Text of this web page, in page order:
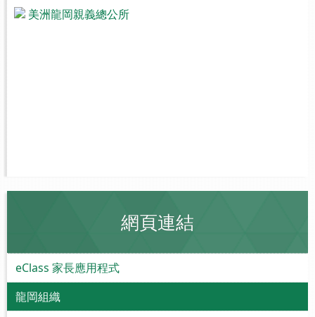
美洲龍岡親義總公所
網頁連結
eClass 家長應用程式
龍岡組織